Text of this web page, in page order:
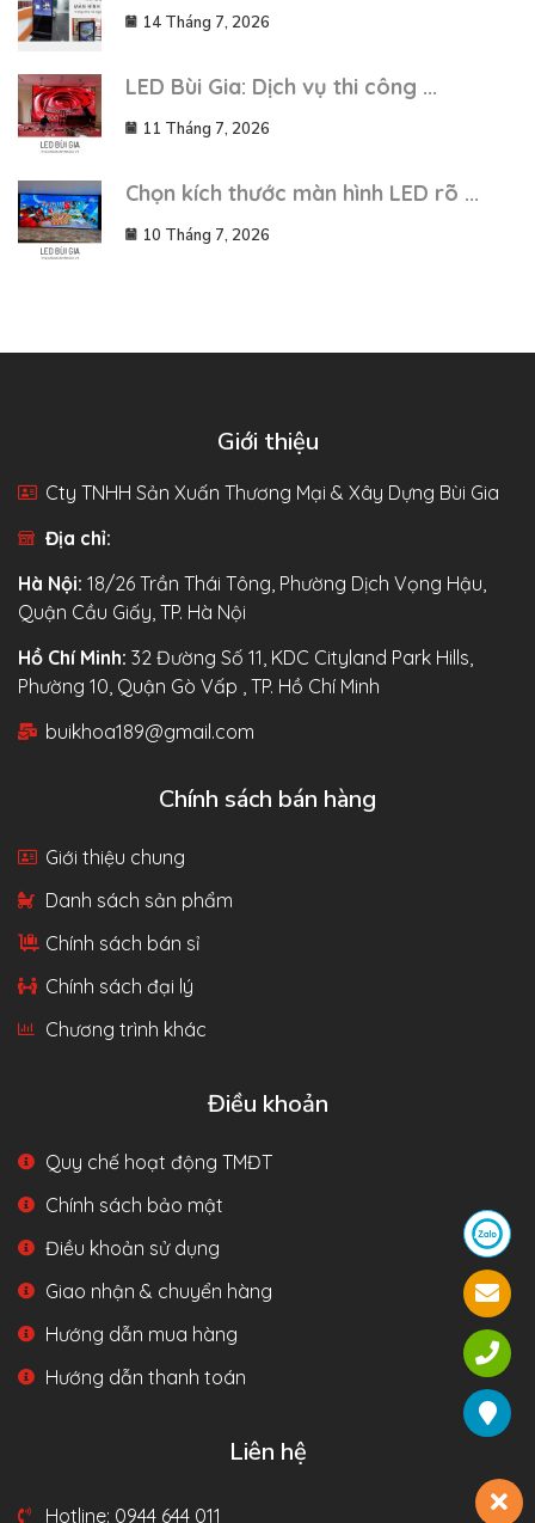
14 Tháng 7, 2026
LED Bùi Gia: Dịch vụ thi công ...
11 Tháng 7, 2026
Chọn kích thước màn hình LED rõ ...
10 Tháng 7, 2026
Giới thiệu
Cty TNHH Sản Xuấn Thương Mại & Xây Dựng Bùi Gia
Địa chỉ:
Hà Nội: 18/26 Trần Thái Tông, Phường Dịch Vọng Hậu,
Quận Cầu Giấy, TP. Hà Nội
Hồ Chí Minh: 32 Đường Số 11, KDC Cityland Park Hills,
Phường 10, Quận Gò Vấp , TP. Hồ Chí Minh
buikhoa189@gmail.com
Chính sách bán hàng
Giới thiệu chung
Danh sách sản phẩm
Chính sách bán sỉ
Chính sách đại lý
Chương trình khác
Điều khoản
Quy chế hoạt động TMĐT
Chính sách bảo mật
Điều khoản sử dụng
Giao nhận & chuyển hàng
Hướng dẫn mua hàng
Hướng dẫn thanh toán
Liên hệ
Hotline: 0944 644 011